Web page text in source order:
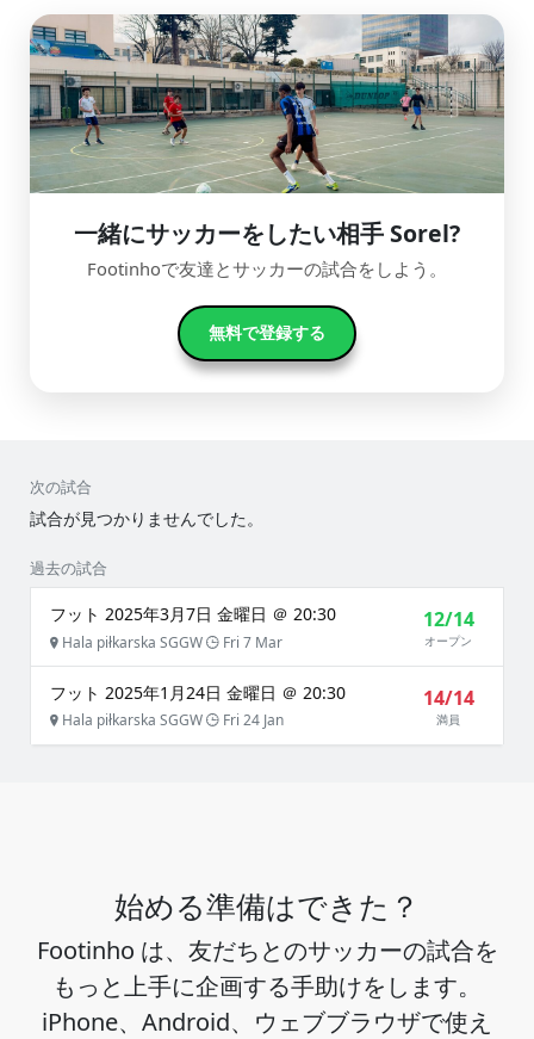
一緒にサッカーをしたい相手 Sorel?
Footinhoで友達とサッカーの試合をしよう。
無料で登録する
次の試合
試合が見つかりませんでした。
過去の試合
フット 2025年3月7日 金曜日 ＠ 20:30
Hala piłkarska SGGW Fri 7 Mar
12/14
オープン
フット 2025年1月24日 金曜日 ＠ 20:30
Hala piłkarska SGGW Fri 24 Jan
14/14
満員
始める準備はできた？
Footinho は、友だちとのサッカーの試合を
もっと上手に企画する手助けをします。
iPhone、Android、ウェブブラウザで使え